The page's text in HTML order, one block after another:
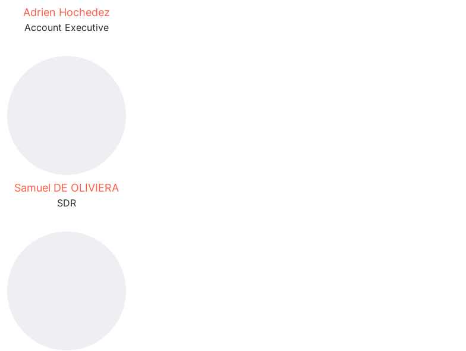
Adrien Hochedez
Account Executive
Samuel DE OLIVIERA
SDR